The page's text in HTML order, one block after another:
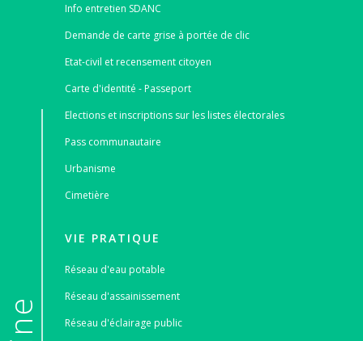
Info entretien SDANC
Demande de carte grise à portée de clic
Etat-civil et recensement citoyen
Carte d'identité - Passeport
Elections et inscriptions sur les listes électorales
Pass communautaire
Urbanisme
Cimetière
VIE PRATIQUE
Réseau d'eau potable
Réseau d'assainissement
Réseau d'éclairage public